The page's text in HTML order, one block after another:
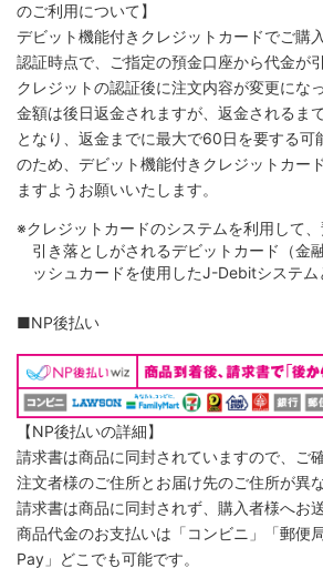
のご利用について】
デビット機能付きクレジットカードでご購
認証時点で、ご指定の預金口座から代金が
クレジットの認証後に注文内容が変更にな
金額は後日返金されますが、返金されるま
となり、返金までに最大で60日を要する可
のため、デビット機能付きクレジットカー
ますようお願いいたします。
※クレジットカードのシステムを利用して
引き落としがされるデビットカード（金
ッシュカードを使用したJ-Debitシステム
■NP後払い
【NP後払いの詳細】
請求書は商品に同封されていますので、ご
注文者様のご住所とお届け先のご住所が異
請求書は商品に同封されず、購入者様へお
商品代金のお支払いは「コンビニ」「郵便
Pay」どこでも可能です。